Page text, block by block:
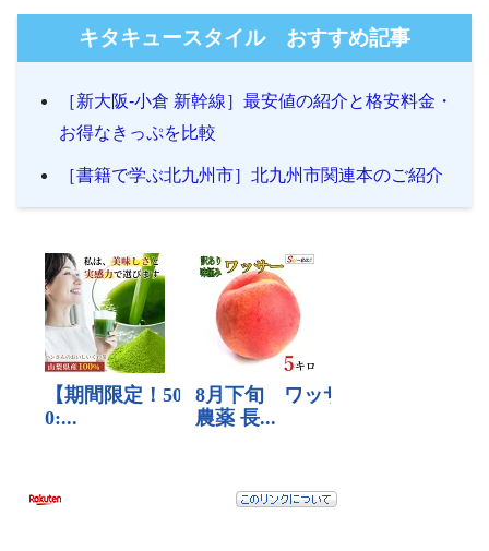
キタキュースタイル おすすめ記事
［新大阪-小倉 新幹線］最安値の紹介と格安料金・
お得なきっぷを比較
［書籍で学ぶ北九州市］北九州市関連本のご紹介